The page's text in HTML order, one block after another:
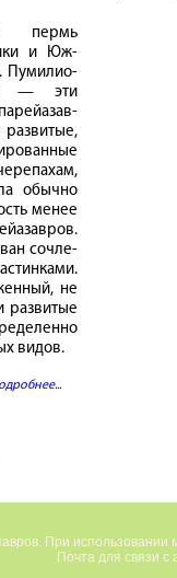
пермь
и Юж­
Пу­ми­лио­
— эти
обыч­но
менее
со­чле­
не
раз­ви­тые
ви­дов.
При использовании
Почта для связи